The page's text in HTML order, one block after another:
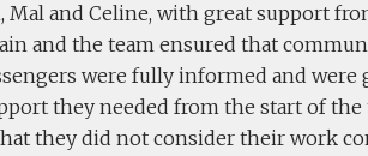
Mal and Celine, with great support
and the team ensured that
were fully informed and
they needed from the start of
they did not consider their work